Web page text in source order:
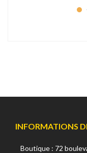
INFORMATIONS
Boutique : 72